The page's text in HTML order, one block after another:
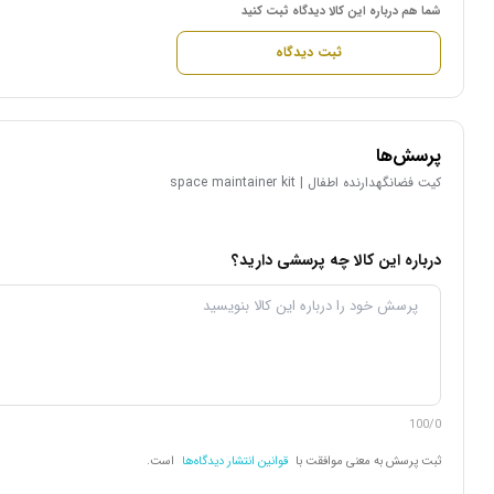
شما هم درباره این کالا دیدگاه ثبت کنید
ثبت دیدگاه
پرسش‌ها
كيت فضانگهدارنده اطفال | space maintainer kit
درباره این کالا چه پرسشی دارید؟
100/0
ثبت پرسش به معنی موافقت با قوانین انتشار دیدگاه‌ها است.